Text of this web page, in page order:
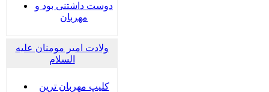
دوست داشتنی بود و
مهربان
ولادت امیر مومنان علیه
السلام
کلیپ مهربان ترین